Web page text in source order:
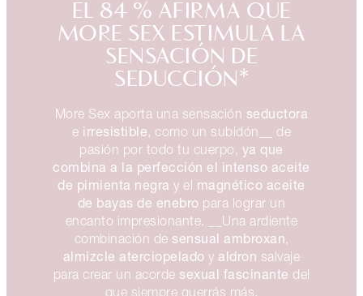
EL 84 % AFIRMA QUE
MORE SEX ESTIMULA LA
SENSACIÓN DE
SEDUCCIÓN*
More Sex aporta una sensación seductora
e irresistible, como un subidón__ de
pasión por todo tu cuerpo, ya que
combina a la perfección el intenso aceite
de pimienta negra y el magnético aceite
de bayas de enebro para lograr un
encanto impresionante. __Una ardiente
combinación de sensual ambroxan,
almizcle aterciopelado y aldron salvaje
para crear un acorde sexual fascinante del
que siempre querrás más.